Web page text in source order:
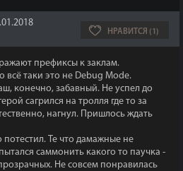
НРАВИТСЯ (1)
префиксы к заклам.
всё таки это не Debug Mode.
конечно, забавный. Не успел до
сагрился на тролля где то за
нагнул. Пришлось ждать
Те что дамажные не
саммонить какого то паучка -
Не совсем понравилась